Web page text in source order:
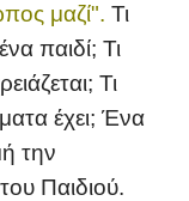
μαζί". Τι
παιδί; Τι
Τι
έχει; Ένα
την
Παιδιού.